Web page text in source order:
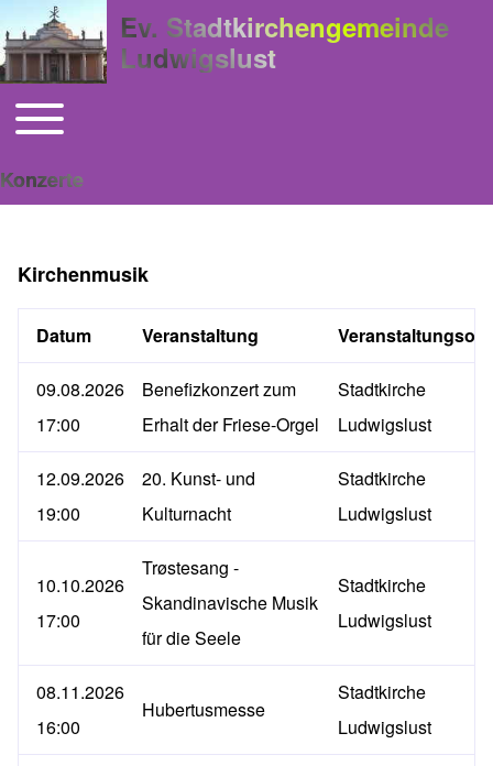
Ev. Stadtkirchengemeinde
Ludwigslust
Hauptnavigation
Toggle main menu
Konzerte
Kirchenmusik
Datum Veranstaltung Veranstaltungsort
09.08.2026
17:00
Benefizkonzert zum
Erhalt der Friese-Orgel
Stadtkirche
Ludwigslust
12.09.2026
19:00
20. Kunst- und
Kulturnacht
Stadtkirche
Ludwigslust
10.10.2026
17:00
Trøstesang -
Skandinavische Musik
für die Seele
Stadtkirche
Ludwigslust
08.11.2026
16:00
Hubertusmesse
Stadtkirche
Ludwigslust